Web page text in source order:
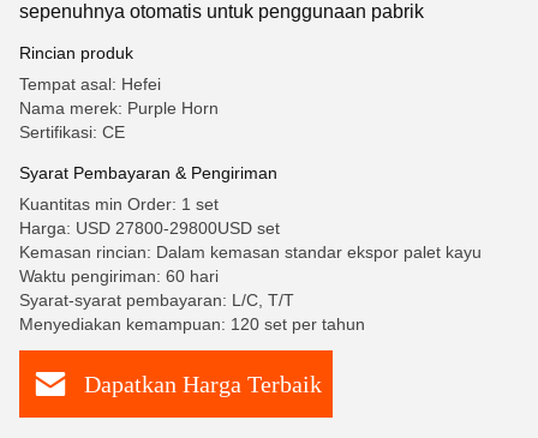
sepenuhnya otomatis untuk penggunaan pabrik
Rincian produk
Tempat asal: Hefei
Nama merek: Purple Horn
Sertifikasi: CE
Syarat Pembayaran & Pengiriman
Kuantitas min Order: 1 set
Harga: USD 27800-29800USD set
Kemasan rincian: Dalam kemasan standar ekspor palet kayu
Waktu pengiriman: 60 hari
Syarat-syarat pembayaran: L/C, T/T
Menyediakan kemampuan: 120 set per tahun
Dapatkan Harga Terbaik